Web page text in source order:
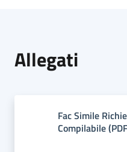
Allegati
Fac Simile
Compilabile(PDF